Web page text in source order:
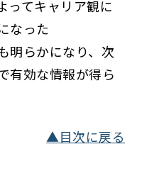
ってキャリア観に
なった
明らかになり、次
有効な情報が得ら
▲目次に戻る